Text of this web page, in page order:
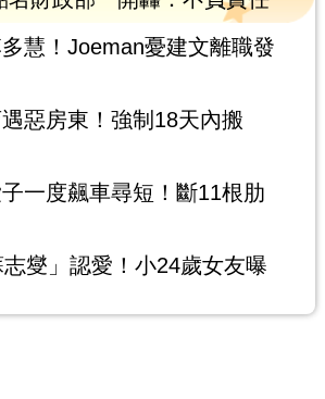
慧！Joeman憂建文離職發
惡房東！強制18天內搬
一度飆車尋短！斷11根肋
燮」認愛！小24歲女友曝